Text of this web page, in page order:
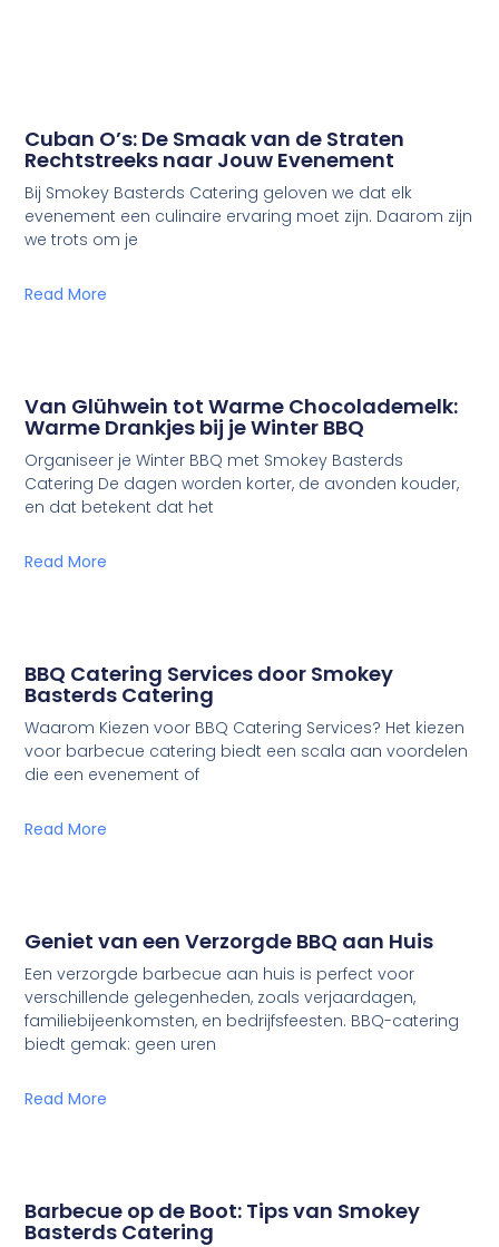
Cuban O’s: De Smaak van de Straten
Rechtstreeks naar Jouw Evenement
Bij Smokey Basterds Catering geloven we dat elk
evenement een culinaire ervaring moet zijn. Daarom zijn
we trots om je
Read More
Van Glühwein tot Warme Chocolademelk:
Warme Drankjes bij je Winter BBQ
Organiseer je Winter BBQ met Smokey Basterds
Catering De dagen worden korter, de avonden kouder,
en dat betekent dat het
Read More
BBQ Catering Services door Smokey
Basterds Catering
Waarom Kiezen voor BBQ Catering Services? Het kiezen
voor barbecue catering biedt een scala aan voordelen
die een evenement of
Read More
Geniet van een Verzorgde BBQ aan Huis
Een verzorgde barbecue aan huis is perfect voor
verschillende gelegenheden, zoals verjaardagen,
familiebijeenkomsten, en bedrijfsfeesten. BBQ-catering
biedt gemak: geen uren
Read More
Barbecue op de Boot: Tips van Smokey
Basterds Catering